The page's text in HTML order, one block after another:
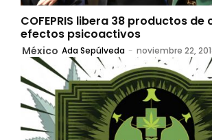
COFEPRIS libera 38 productos de
efectos psicoactivos
México Ada Sepúlveda - noviembre 22,